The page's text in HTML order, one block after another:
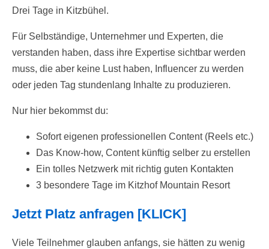
Drei Tage in Kitzbühel.
Für Selbständige, Unternehmer und Experten, die
verstanden haben, dass ihre Expertise sichtbar werden
muss, die aber keine Lust haben, Influencer zu werden
oder jeden Tag stundenlang Inhalte zu produzieren.
Nur hier bekommst du:
Sofort eigenen professionellen Content (Reels etc.)
Das Know-how, Content künftig selber zu erstellen
Ein tolles Netzwerk mit richtig guten Kontakten
3 besondere Tage im Kitzhof Mountain Resort
Jetzt Platz anfragen [KLICK]
Viele Teilnehmer glauben anfangs, sie hätten zu wenig